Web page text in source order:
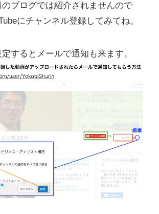
ブログでは紹介されませんので
にチャンネル登録してみてね。
するとメールで通知も来ます。